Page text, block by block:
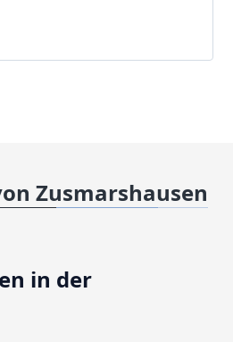
Zusmarshausen
in der